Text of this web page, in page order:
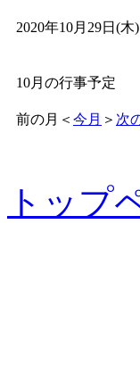
2020年10月29日(木)
10月の行事予定
前の月 ＜ 今月 ＞ 次
トップ